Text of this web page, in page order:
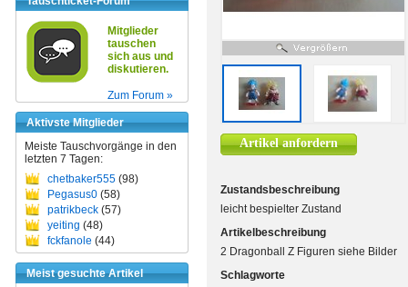
Mitglieder
tauschen
sich aus und
diskutieren.
Zum Forum »
Aktivste Mitglieder
Meiste Tauschvorgänge in den
letzten 7 Tagen:
chetbaker555 (98)
Pegasus0 (58)
patrikbeck (57)
yeiting (48)
fckfanole (44)
Meist gesuchte Artikel
Artikel anfordern
Zustandsbeschreibung
leicht bespielter Zustand
Artikelbeschreibung
2 Dragonball Z Figuren siehe Bilder
Schlagworte